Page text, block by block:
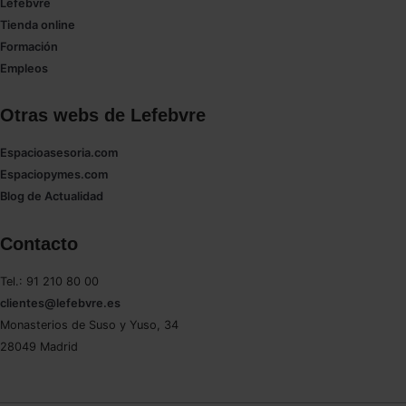
Lefebvre
Tienda online
Formación
Empleos
Otras webs de Lefebvre
Espacioasesoria.com
Espaciopymes.com
Blog de Actualidad
Contacto
Tel.: 91 210 80 00
clientes@lefebvre.es
Monasterios de Suso y Yuso, 34
28049 Madrid